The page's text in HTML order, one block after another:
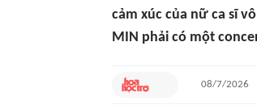
cảm xúc của nữ ca sĩ
MIN phải có một
08/7/2026